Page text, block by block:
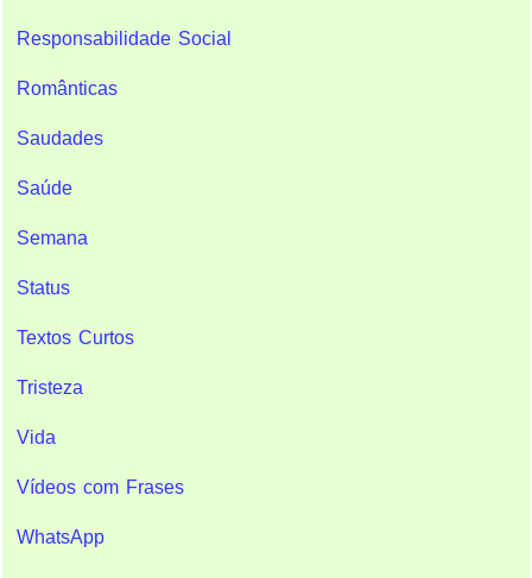
Responsabilidade Social
Românticas
Saudades
Saúde
Semana
Status
Textos Curtos
Tristeza
Vida
Vídeos com Frases
WhatsApp